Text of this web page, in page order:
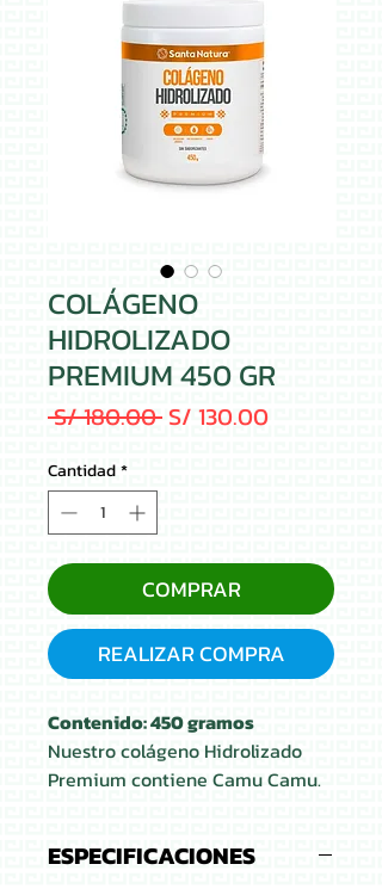
COLÁGENO
HIDROLIZADO
PREMIUM 450 GR
S/ 180.00 Precio
S/ 130.00Precio de
Cantidad*
COMPRAR
REALIZAR COMPRA
Contenido: 450 gramos
Nuestro colágeno Hidrolizado
Premium contiene Camu Camu.
ESPECIFICACIONES